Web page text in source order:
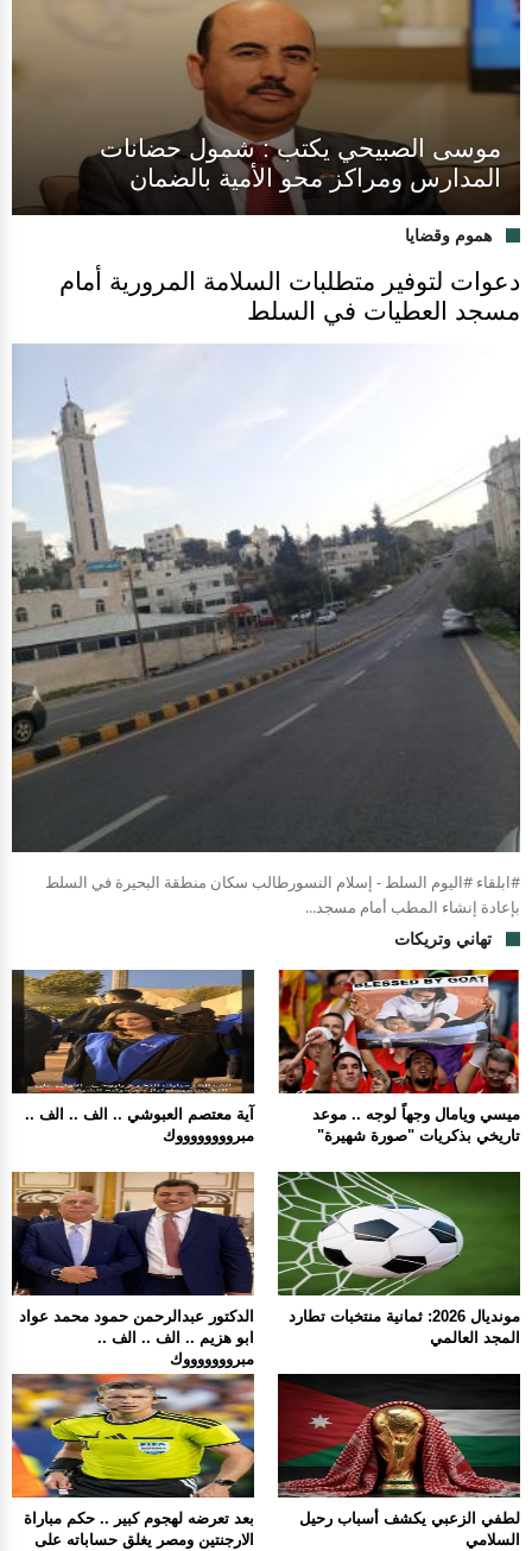
موسى الصبيحي يكتب : شمول حضانات
المدارس ومراكز محو الأمية بالضمان
هموم وقضايا
دعوات لتوفير متطلبات السلامة المرورية أمام
مسجد العطيات في السلط
#ابلقاء #اليوم السلط - إسلام النسورطالب سكان منطقة البحيرة في السلط
بإعادة إنشاء المطب أمام مسجد...
تهاني وتريكات
آية معتصم العبوشي .. الف .. الف ..
مبرووووووووك
ميسي ويامال وجهاً لوجه .. موعد
تاريخي بذكريات "صورة شهيرة"
الدكتور عبدالرحمن حمود محمد عواد
ابو هزيم .. الف .. الف ..
مبروووووووك
مونديال 2026: ثمانية منتخبات تطارد
المجد العالمي
بعد تعرضه لهجوم كبير .. حكم مباراة
الارجنتين ومصر يغلق حساباته على
لطفي الزعبي يكشف أسباب رحيل
السلامي